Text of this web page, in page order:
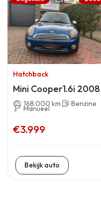
Hatchback
Mini Cooper1.6i 2008
168.000 km Benzine
Manueel
€3.999
Bekijk auto